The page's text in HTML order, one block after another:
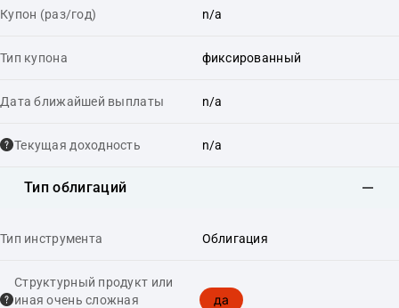
Купон (раз/год) n/a
Тип купона фиксированный
Дата ближайшей выплаты n/a
Текущая доходность n/a
Тип облигаций
Тип инструмента Облигация
Структурный продукт или
иная очень сложная
да